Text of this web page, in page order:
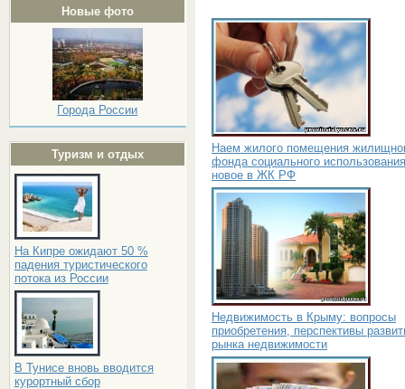
Новые фото
Города России
Туризм и отдых
На Кипре ожидают 50 %
падения туристического
потока из России
В Тунисе вновь вводится
курортный сбор
Наем жилого помещения
фонда социального
новое в ЖК РФ
Недвижимость в Крыму: вопросы
приобретения, перспективы
рынка недвижимости